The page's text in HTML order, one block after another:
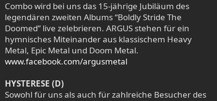
Combo wird bei uns das 15-jährige Jubiläum des
legendären zweiten Albums “Boldly Stride The
Doomed” live zelebrieren. ARGUS stehen für ein
hymnisches Miteinander aus klassischem Heavy
Metal, Epic Metal und Doom Metal.
www.facebook.com/argusmetal
HYSTERESE (D)
Sowohl für uns als auch für zahlreiche Besucher des